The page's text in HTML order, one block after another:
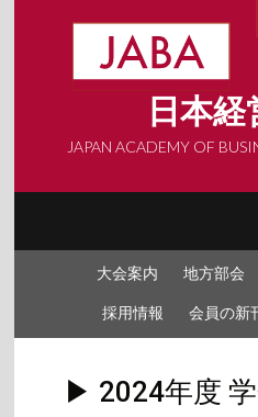
日本
JAPAN ACADEMY OF
大会案内 地方部会
採用情報 会員の新
▶︎ 2024年度